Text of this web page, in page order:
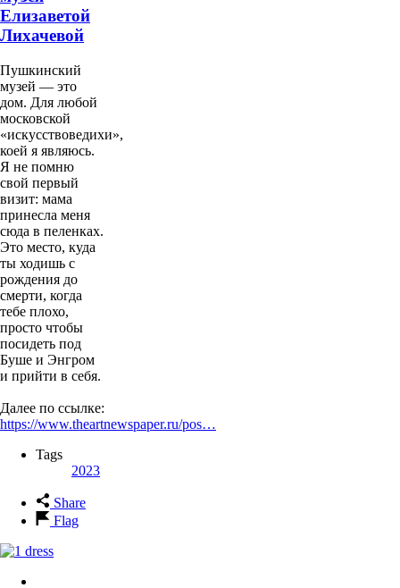
Елизаветой
Лихачевой
Пушкинский
музей — это
дом. Для любой
московской
«искусствоведихи»,
коей я являюсь.
Я не помню
свой первый
визит: мама
принесла меня
сюда в пеленках.
Это место, куда
ты ходишь с
рождения до
смерти, когда
тебе плохо,
просто чтобы
посидеть под
Буше и Энгром
и прийти в себя.
Далее по ссылке:
https://www.theartnewspaper.ru/pos…
Tags
2023
Share
Flag